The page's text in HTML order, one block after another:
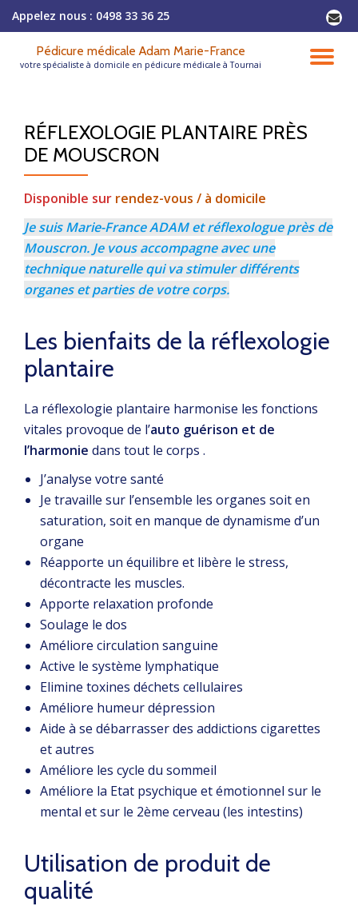
contenu
Appelez nous : 0498 33 36 25 -
Pédicure médicale Adam Marie-France
votre spécialiste à domicile en pédicure médicale à Tournai
RÉFLEXOLOGIE PLANTAIRE PRÈS
DE MOUSCRON
Disponible sur rendez-vous / à domicile
Je suis Marie-France ADAM et réflexologue près de
Mouscron. Je vous accompagne avec une
technique naturelle qui va stimuler différents
organes et parties de votre corps.
Les bienfaits de la réflexologie
plantaire
La réflexologie plantaire harmonise les fonctions
vitales provoque de l’auto guérison et de
l’harmonie dans tout le corps .
J’analyse votre santé
Je travaille sur l’ensemble les organes soit en
saturation, soit en manque de dynamisme d’un
organe
Réapporte un équilibre et libère le stress,
décontracte les muscles.
Apporte relaxation profonde
Soulage le dos
Améliore circulation sanguine
Active le système lymphatique
Elimine toxines déchets cellulaires
Améliore humeur dépression
Aide à se débarrasser des addictions cigarettes
et autres
Améliore les cycle du sommeil
Améliore la Etat psychique et émotionnel sur le
mental et sur le 2ème cerveau (les intestins)
Utilisation de produit de
qualité